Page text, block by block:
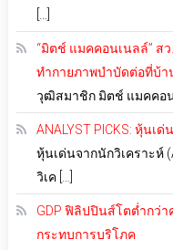
[…]
“มิตช์ แมคคอนเนลล์”
ทำกายภาพบำบัดต่อที่บ้า
วุฒิสมาชิก มิตช์ แมคคอน
ANALYST PICKS: หุ้นเ
หุ้นเด่นจากนักวิเคราะห์
วิเค […]
GDP ฟิลิปปินส์โตต่ำกว่า
กระทบการบริโภค